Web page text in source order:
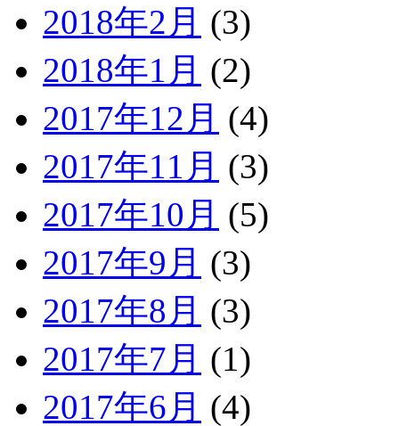
2018年2月 (3)
2018年1月 (2)
2017年12月 (4)
2017年11月 (3)
2017年10月 (5)
2017年9月 (3)
2017年8月 (3)
2017年7月 (1)
2017年6月 (4)